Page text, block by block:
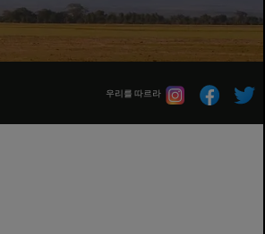
우리를 따르라